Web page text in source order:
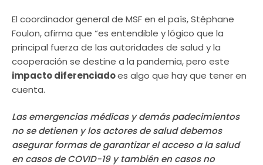
El coordinador general de MSF en el país, Stéphane
Foulon, afirma que “es entendible y lógico que la
principal fuerza de las autoridades de salud y la
cooperación se destine a la pandemia, pero este
impacto diferenciadoes algo que hay que tener en
cuenta.
Las emergencias médicas y demás padecimientos
no se detienen y los actores de salud debemos
asegurar formas de garantizar el acceso a la salud
en casos de COVID-19 y también en casos no